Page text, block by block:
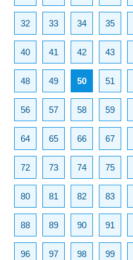
32 33 34 35
40 41 42 43
48 49 50 51
56 57 58 59
64 65 66 67
72 73 74 75
80 81 82 83
88 89 90 91
96 97 98 99